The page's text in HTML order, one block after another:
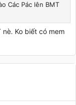
Các Pác lên BMT
nè. Ko biết có mem